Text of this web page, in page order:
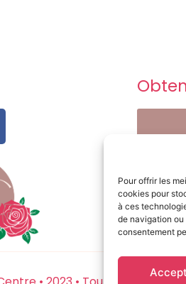
Pour offrir les
cookies pour
à ces
de navigation ou
consentement